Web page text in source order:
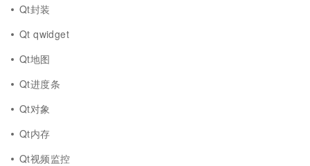
Qt封装
Qt qwidget
Qt地图
Qt进度条
Qt对象
Qt内存
Qt视频监控